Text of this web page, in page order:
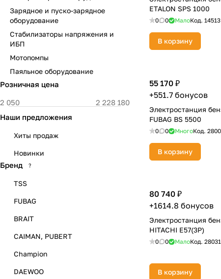
ETALON SPS 1000
0 0 МалоКод. 14513
В корзину
55 170 ₽
+551.7 бонусов
Электростанция
FUBAG BS 5500
0 0 МногоКод.
В корзину
80 740 ₽
+1614.8 бонусов
Электростанция
HITACHI E57(3Р)
0 0 МалоКод. 28031
В корзину
Зарядное и пуско-зарядное
оборудование
Стабилизаторы напряжения и
ИБП
Мотопомпы
Паяльное оборудование
Розничная цена
Наши предложения
Хиты продаж
Новинки
Бренд ?
TSS
FUBAG
BRAIT
CAIMAN, PUBERT
Champion
DAEWOO